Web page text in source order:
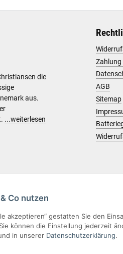
die
aus.
...weiterlesen
Zahlung
AGB
Sitemap
Co nutzen
akzeptieren“ gestatten Sie den
können die Einstellung jederzeit
in unserer Datenschutzerklärung.